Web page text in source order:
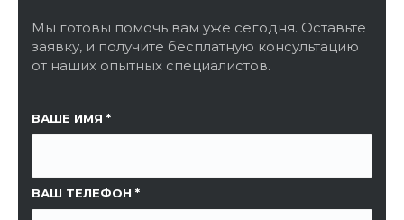
Мы готовы помочь вам уже сегодня. Оставьте
заявку, и получите бесплатную консультацию
от наших опытных специалистов.
ВАШЕ ИМЯ
ВАШ ТЕЛЕФОН
ССЫЛКА НА СТРАНИЦУ